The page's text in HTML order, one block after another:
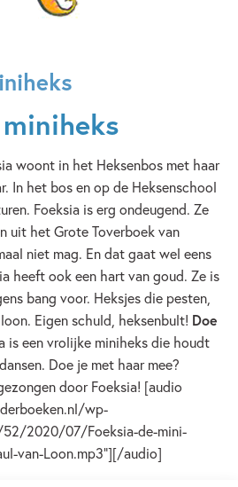
woont in het Heksenbos met haar
In het bos en op de Heksenschool
Foeksia is erg ondeugend. Ze
uit het Grote Toverboek van
niet mag. En dat gaat wel eens
heeft ook een hart van goud. Ze is
bang voor. Heksjes die pesten,
Eigen schuld, heksenbult! Doe
is een vrolijke miniheks die houdt
Doe je met haar mee?
door Foeksia! [audio
wp-
2020/07/Foeksia-de-mini-
van-Loon.mp3"][/audio]